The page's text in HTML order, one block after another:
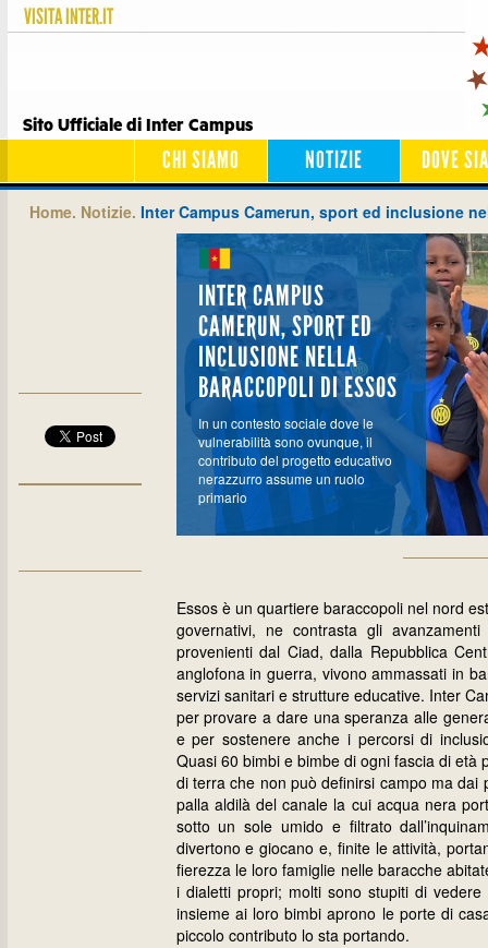
VISITAINTER.IT
Sito Ufficiale di Inter Campus
CHI SIAMO NOTIZIE DOVE
Home. Notizie. Inter Campus Camerun, sport ed inclusione
INTER CAMPUS
CAMERUN, SPORT ED
INCLUSIONE NELLA
BARACCOPOLI DI ESSOS
In un contesto sociale dove le
vulnerabilità sono ovunque, il
contributo del progetto educativo
nerazzurro assume un ruolo
primario
Essos è un quartiere baraccopoli nel nord
governativi, ne contrasta gli
provenienti dal Ciad, dalla Repubblica
anglofona in guerra, vivono ammassati in
servizi sanitari e strutture educative. Inter
per provare a dare una speranza alle
e per sostenere anche i percorsi di
Quasi 60 bimbi e bimbe di ogni fascia di
di terra che non può definirsi campo ma dai
palla aldilà del canale la cui acqua nera
sotto un sole umido e filtrato
divertono e giocano e, finite le attività,
fierezza le loro famiglie nelle baracche
i dialetti propri; molti sono stupiti di
insieme ai loro bimbi aprono le porte di
piccolo contributo lo sta portando.